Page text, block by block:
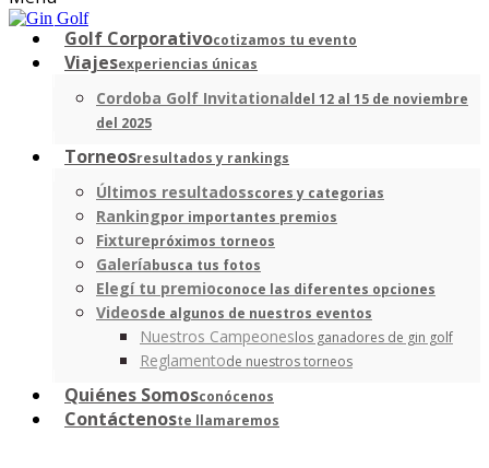
Golf Corporativocotizamos tu evento
Viajesexperiencias únicas
Cordoba Golf Invitationaldel 12 al 15 de noviembre
del 2025
Torneosresultados y rankings
Últimos resultadosscores y categorias
Rankingpor importantes premios
Fixturepróximos torneos
Galeríabusca tus fotos
Elegí tu premioconoce las diferentes opciones
Videosde algunos de nuestros eventos
Nuestros Campeoneslos ganadores de gin golf
Reglamentode nuestros torneos
Quiénes Somosconócenos
Contáctenoste llamaremos